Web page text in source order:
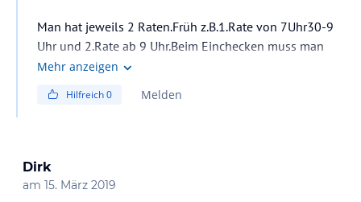
Man hat jeweils 2 Raten.Früh z.B.1.Rate von 7Uhr30-9
Uhr und 2.Rate ab 9 Uhr.Beim Einchecken muss man
sich für eine entscheiden.
Speisesaal.
Mehr anzeigen
Hilfreich0 Melden
Dirk
am 15. März 2019